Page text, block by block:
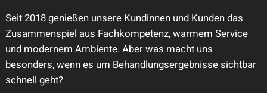
Seit 2018 genießen unsere Kundinnen und Kunden das
Zusammenspiel aus Fachkompetenz, warmem Service
und modernem Ambiente. Aber was macht uns
besonders, wenn es um Behandlungsergebnisse sichtbar
schnell geht?